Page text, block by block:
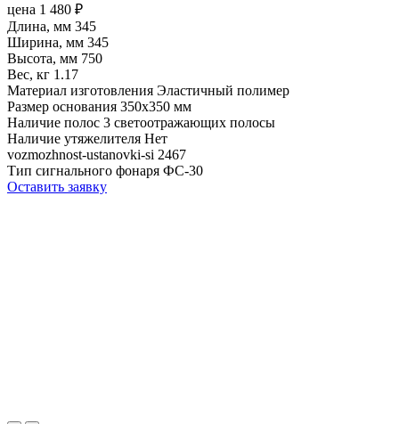
цена 1 480 ₽
Длина, мм 345
Ширина, мм 345
Высота, мм 750
Вес, кг 1.17
Материал изготовления Эластичный полимер
Размер основания 350х350 мм
Наличие полос 3 светоотражающих полосы
Наличие утяжелителя Нет
vozmozhnost-ustanovki-si 2467
Тип сигнального фонаря ФС-30
Оставить заявку